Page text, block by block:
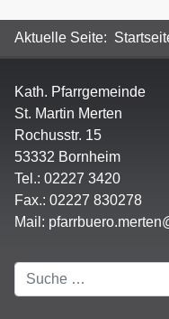
Aktuelle Seite:
Kath. Pfarrgemeinde
St. Martin Merten
Rochusstr. 15
53332 Bornheim
Tel.: 02227 3420
Fax.: 02227 830278
Mail:
Suchen